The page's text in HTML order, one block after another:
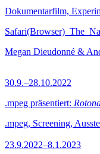
Dokumentarfilm,
Megan Dieudonné &
30.9.–28.10.2022
.mpeg präsentiert:
.mpeg, Screening,
23.9.2022–8.1.2023